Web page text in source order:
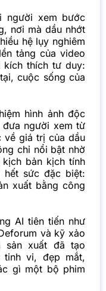
người xem bước
nơi mà dầu nhớt
hệ lụy nghiêm
tảng của video
kích thích tư duy:
cuộc sống của
hình ảnh độc
người xem từ
về giá trị của dầu
chỉ nổi bật nhờ
bản kịch tính
sức đặc biệt:
xuất bằng công
AI tiên tiến như
và kỹ xảo
sản xuất đã tạo
tinh vi, đẹp mắt,
gì một bộ phim